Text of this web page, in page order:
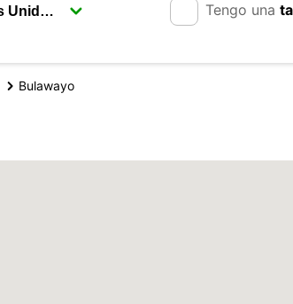
Tengo una
Bulawayo